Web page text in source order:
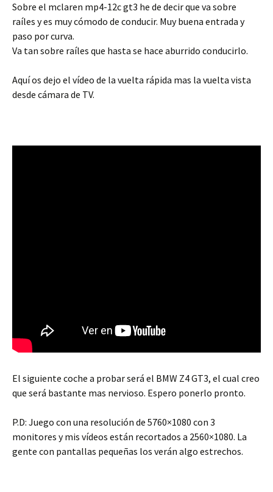
Sobre el mclaren mp4-12c gt3 he de decir que va sobre
raíles y es muy cómodo de conducir. Muy buena entrada y
paso por curva.
Va tan sobre raíles que hasta se hace aburrido conducirlo.
Aquí os dejo el vídeo de la vuelta rápida mas la vuelta vista
desde cámara de TV.
El siguiente coche a probar será el BMW Z4 GT3, el cual creo
que será bastante mas nervioso. Espero ponerlo pronto.
P.D: Juego con una resolución de 5760×1080 con 3
monitores y mis vídeos están recortados a 2560×1080. La
gente con pantallas pequeñas los verán algo estrechos.